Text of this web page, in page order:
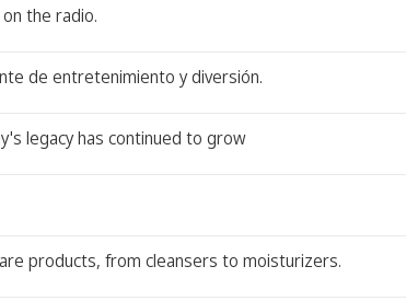
the radio.
de entretenimiento y diversión.
legacy has continued to grow
products, from cleansers to moisturizers.